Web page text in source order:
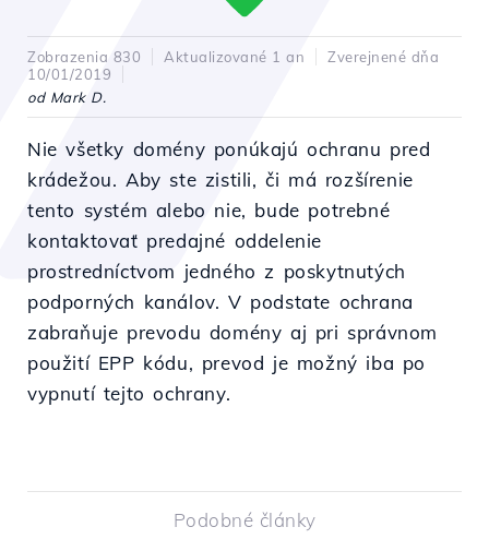
Zobrazenia 830 Aktualizované 1 an
Zverejnené dňa
10/01/2019
od Mark D.
Nie všetky domény ponúkajú ochranu pred
krádežou. Aby ste zistili, či má rozšírenie
tento systém alebo nie, bude potrebné
kontaktovať predajné oddelenie
prostredníctvom jedného z poskytnutých
podporných kanálov. V podstate ochrana
zabraňuje prevodu domény aj pri správnom
použití EPP kódu, prevod je možný iba po
vypnutí tejto ochrany.
Podobné články